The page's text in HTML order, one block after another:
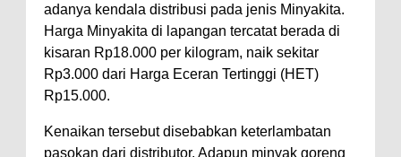
adanya kendala distribusi pada jenis Minyakita.
Harga Minyakita di lapangan tercatat berada di
kisaran Rp18.000 per kilogram, naik sekitar
Rp3.000 dari Harga Eceran Tertinggi (HET)
Rp15.000.
Kenaikan tersebut disebabkan keterlambatan
pasokan dari distributor. Adapun minyak goreng